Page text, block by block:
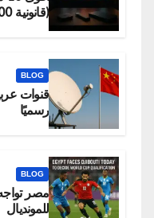
(قانونية 100%)
BLOG
قنوات
رسميًا
BLOG
مصر
للمونديال